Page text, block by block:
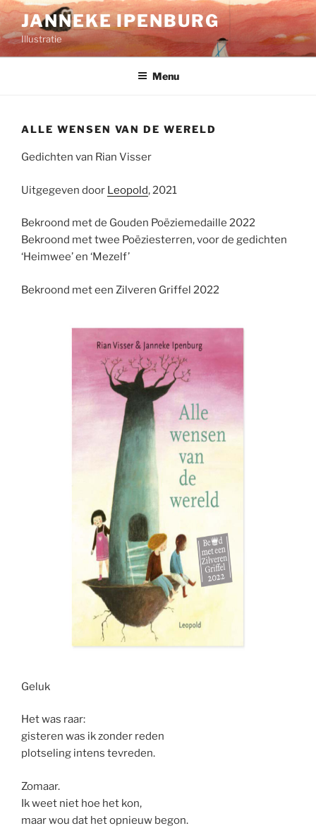
Ga
naar
de
inhoud
JANNEKE IPENBURG
Illustratie
Menu
ALLE WENSEN VAN DE WERELD
Gedichten van Rian Visser
Uitgegeven door Leopold, 2021
Bekroond met de Gouden Poëziemedaille 2022
Bekroond met twee Poëziesterren, voor de gedichten
‘Heimwee’ en ‘Mezelf’
Bekroond met een Zilveren Griffel 2022
Geluk
Het was raar:
gisteren was ik zonder reden
plotseling intens tevreden.
Zomaar.
Ik weet niet hoe het kon,
maar wou dat het opnieuw begon.